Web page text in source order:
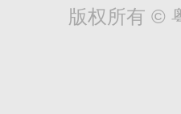
版权所有 ©